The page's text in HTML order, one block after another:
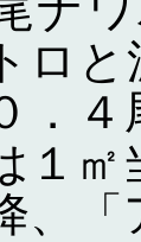
ロ
．
１
、